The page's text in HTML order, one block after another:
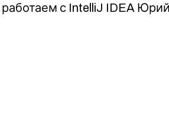
с IntelliJ IDEA